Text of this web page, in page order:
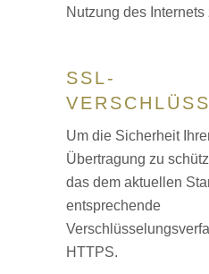
Nutzung des
SSL-
Um die Sicherheit
Übertragung zu
das dem aktuellen
entsprechende
HTTPS.